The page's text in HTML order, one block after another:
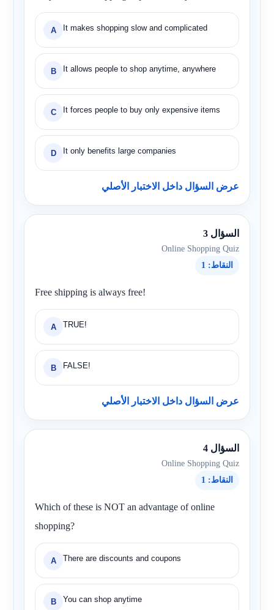
A It makes shopping slow and complicated
B It allows people to shop anytime, anywhere
C It forces people to buy only expensive items
D It only benefits large companies
عرض السؤال داخل الاختبار الأصلي
السؤال 3
Online Shopping Quiz
النقاط: 1
Free shipping is always free!
A TRUE!
B FALSE!
عرض السؤال داخل الاختبار الأصلي
السؤال 4
Online Shopping Quiz
النقاط: 1
Which of these is NOT an advantage of online
shopping?
A There are discounts and coupons
B You can shop anytime